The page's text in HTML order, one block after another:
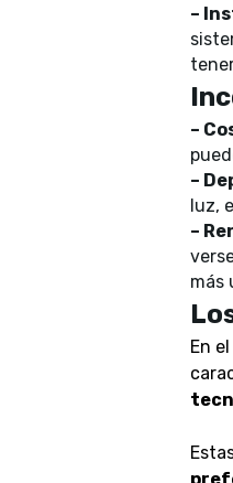
–
–
–
luz,
–
más
En